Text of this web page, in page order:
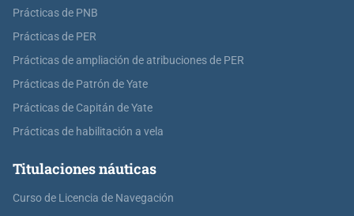
Prácticas de PNB
Prácticas de PER
Prácticas de ampliación de atribuciones de PER
Prácticas de Patrón de Yate
Prácticas de Capitán de Yate
Prácticas de habilitación a vela
Titulaciones náuticas
Curso de Licencia de Navegación